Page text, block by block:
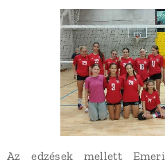
Az edzések mellett